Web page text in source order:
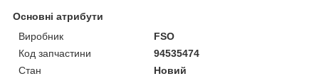
Основні атрибути
Виробник
FSO
Код запчастини
94535474
Стан
Новий